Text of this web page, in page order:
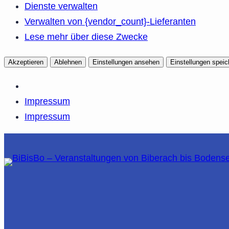
Dienste verwalten
Verwalten von {vendor_count}-Lieferanten
Lese mehr über diese Zwecke
Akzeptieren Ablehnen Einstellungen ansehen Einstellungen
Impressum
Impressum